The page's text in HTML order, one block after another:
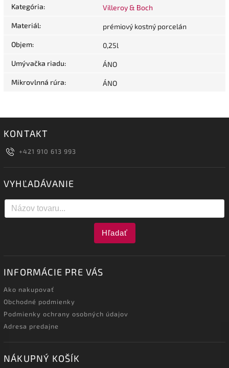
Kategória: Villeroy & Boch
Materiál: prémiový kostný porcelán
Objem: 0,25l
Umývačka riadu: ÁNO
Mikrovlnná rúra: ÁNO
KONTAKT
+421 910 613 993
VYHĽADÁVANIE
Hľadať
INFORMÁCIE PRE VÁS
Ako nakupovať
Obchodné podmienky
Podmienky ochrany osobných údajov
Adresa predajne
NÁKUPNÝ KOŠÍK